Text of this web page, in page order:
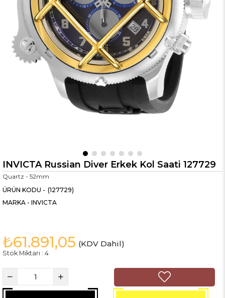
INVICTA Russian Diver Erkek Kol Saati 127729
Quartz - 52mm
(127729)
MARKA - INVICTA
₺61.891,05 (KDV Dahil)
Stok Miktarı : 4